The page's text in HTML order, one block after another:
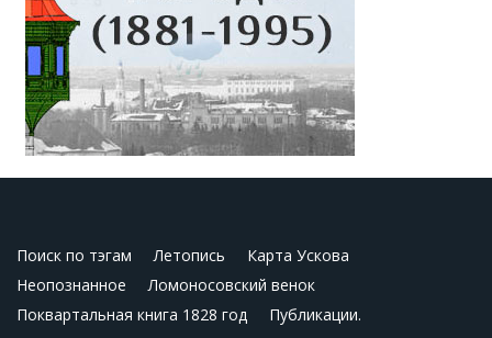
Поиск по тэгам Летопись
Карта Ускова
Неопознанное
Ломоносовский венок
Поквартальная книга 1828 год
Публикации.